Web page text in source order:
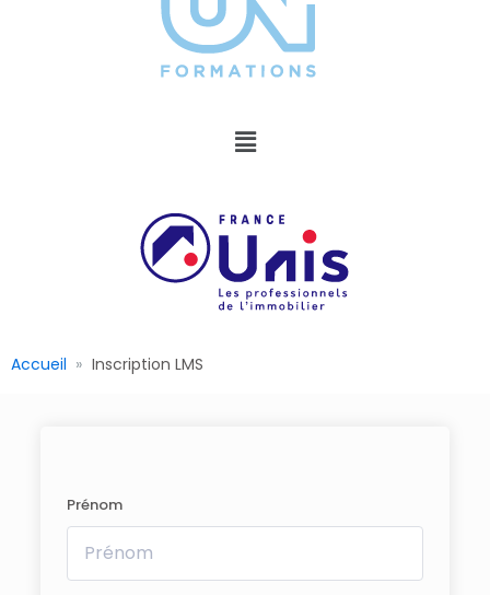
Accueil Inscription LMS
Prénom